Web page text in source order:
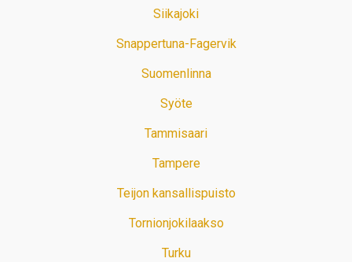
Siikajoki
Snappertuna-Fagervik
Suomenlinna
Syöte
Tammisaari
Tampere
Teijon kansallispuisto
Tornionjokilaakso
Turku